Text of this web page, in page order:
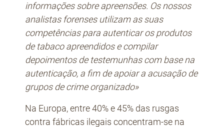
informações sobre apreensões. Os nossos
analistas forenses utilizam as suas
competências para autenticar os produtos
de tabaco apreendidos e compilar
depoimentos de testemunhas com base na
autenticação, a fim de apoiar a acusação de
grupos de crime organizado»
Na Europa, entre 40% e 45% das rusgas
contra fábricas ilegais concentram-se na